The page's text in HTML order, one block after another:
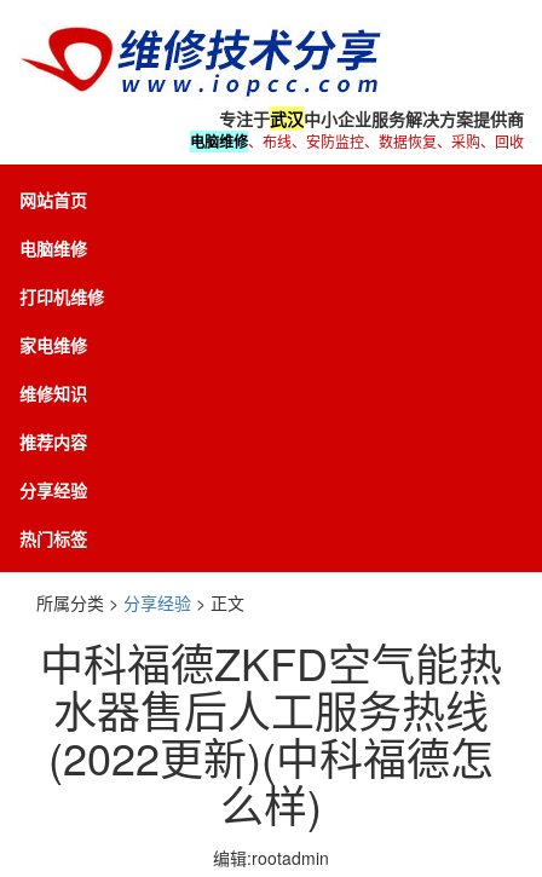
专注于武汉中小企业服务解决方案提供商
电脑维修、布线、安防监控、数据恢复、采购、回收
网站首页
电脑维修
打印机维修
家电维修
维修知识
推荐内容
分享经验
热门标签
所属分类 > 分享经验 > 正文
中科福德ZKFD空气能热
水器售后人工服务热线
(2022更新)(中科福德怎
么样)
编辑:rootadmin